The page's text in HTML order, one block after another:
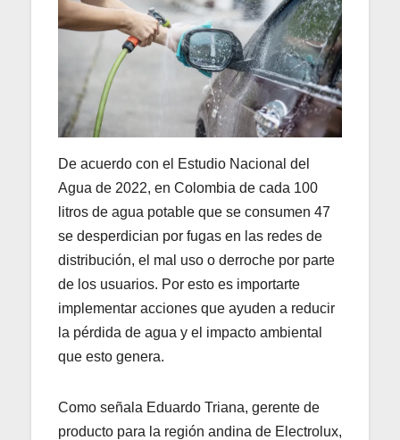
De acuerdo con el Estudio Nacional del
Agua de 2022, en Colombia de cada 100
litros de agua potable que se consumen 47
se desperdician por fugas en las redes de
distribución, el mal uso o derroche por parte
de los usuarios. Por esto es importarte
implementar acciones que ayuden a reducir
la pérdida de agua y el impacto ambiental
que esto genera.
Como señala Eduardo Triana, gerente de
producto para la región andina de Electrolux,